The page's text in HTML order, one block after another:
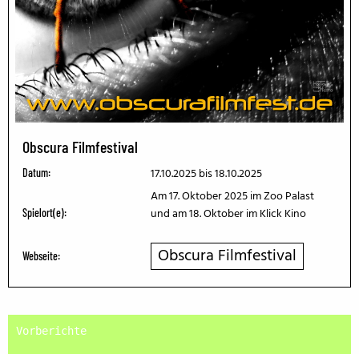
Obscura Filmfestival
Datum: 17.10.2025bis 18.10.2025
Spielort(e):
Am 17. Oktober 2025 im Zoo Palast
und am 18. Oktober im Klick Kino
Webseite: Obscura Filmfestival
Vorberichte